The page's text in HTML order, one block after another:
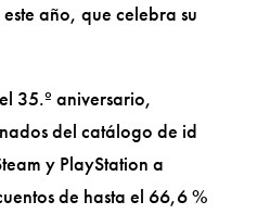
año, que celebra su
35.º aniversario,
del catálogo de id
y PlayStation a
de hasta el 66,6 %